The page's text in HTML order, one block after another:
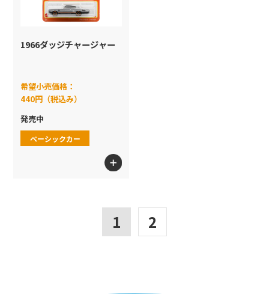
1966ダッジチャージャー
希望小売価格：
440円（税込み）
発売中
ベーシックカー
1 2